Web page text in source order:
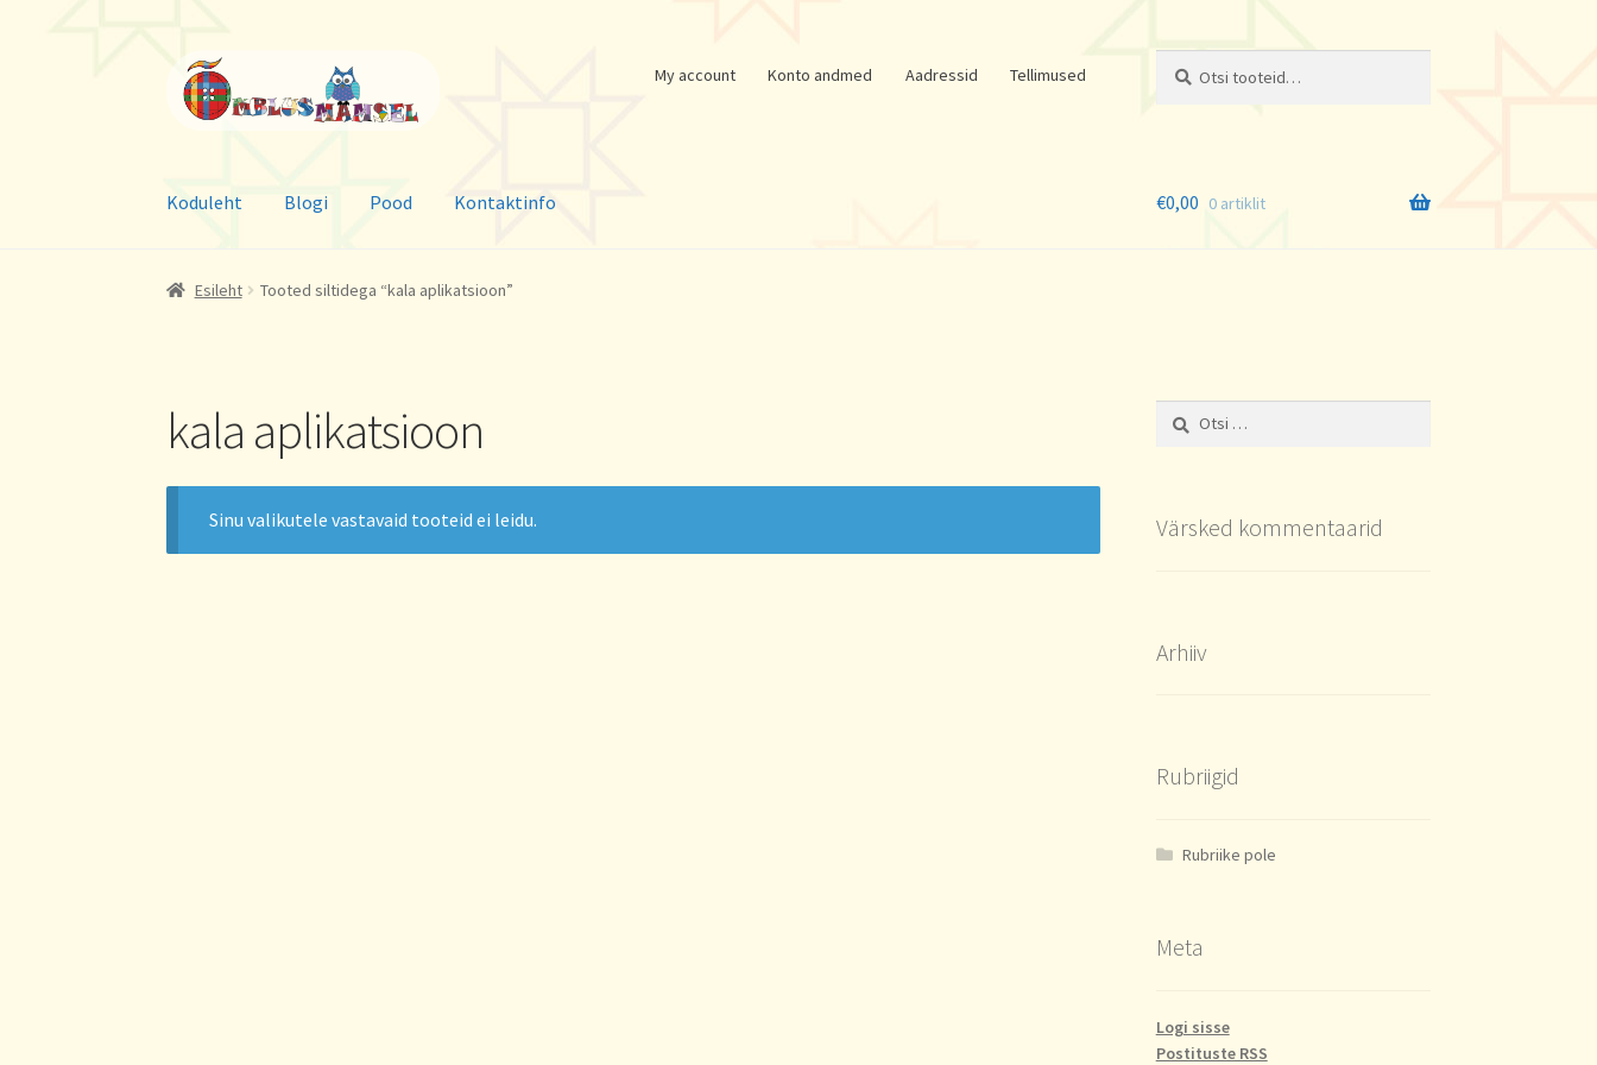
Liigu
navigeerimisele
Liigu
sisu
juurde
My account Konto andmed Aadressid Tellimused
Koduleht Blogi Pood Kontaktinfo €0,00 0 artiklit
Esileht Tooted siltidega “kala aplikatsioon”
kala aplikatsioon
Sinu valikutele vastavaid tooteid ei leidu.
Otsi:
Värsked kommentaarid
Arhiiv
Rubriigid
Rubriike pole
Meta
Logi sisse
Postituste RSS